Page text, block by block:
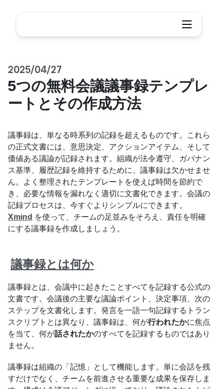
2025/04/27
5つの無料会議議事録テンプレ
ートとその作成方法
議事録は、単なる時系列の記録を超えるものです。これら
の正式文書には、意思決定、アクションアイテム、そして
価値ある議論が記録されます。組織が法令遵守、ガバナン
ス基準、履歴記録を維持するために、議事録は欠かせませ
ん。よく整理されたテンプレートを使えば時間を節約で
き、必要な情報を漏れなく適切に文書化できます。会議の
記録プロセスは、今すぐよりシンプルにできます。
Xmind を使って、チームの足並みをそろえ、責任を明確
にする議事録を作成しましょう。
議事録とは何か
議事録とは、会議中に起きたことすべてを記録する公式の
文書です。会議後の主要な議論ポイント、決定事項、次の
ステップを文書化します。発言を一語一句記録するトラン
スクリプトとは異なり、議事録は、何が行われたかに焦点
を当て、何が話されたかのすべてを記録するものではあり
ません。
議事録は組織の「記憶」として機能します。単に会話を残
すだけでなく、チームを前進させる重要な成果を保存しま